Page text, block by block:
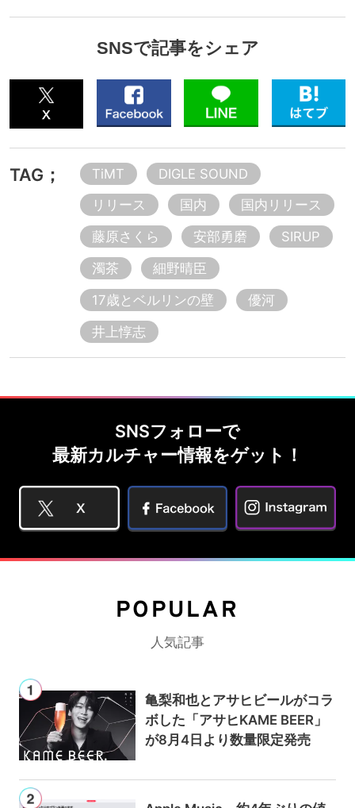
SNSで記事をシェア
TAG； TiMT
DIGLE SOUND
リリース
国内
国内リリース
藤原さくら
安部勇磨
SIRUP
濁茶
細野晴臣
17歳とベルリンの壁
優河
井上惇志
SNSフォローで
最新カルチャー情報をゲット！
POPULAR
人気記事
亀梨和也とアサヒビールがコラ
ボした「アサヒKAME BEER」
が8月4日より数量限定発売